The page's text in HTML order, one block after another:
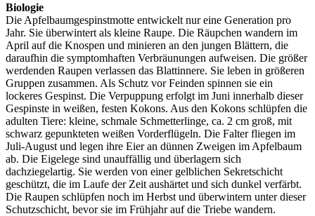
Biologie
Die Apfelbaumgespinstmotte entwickelt nur eine Generation pro
Jahr. Sie überwintert als kleine Raupe. Die Räupchen wandern im
April auf die Knospen und minieren an den jungen Blättern, die
daraufhin die symptomhaften Verbräunungen aufweisen. Die größer
werdenden Raupen verlassen das Blattinnere. Sie leben in größeren
Gruppen zusammen. Als Schutz vor Feinden spinnen sie ein
lockeres Gespinst. Die Verpuppung erfolgt im Juni innerhalb dieser
Gespinste in weißen, festen Kokons. Aus den Kokons schlüpfen die
adulten Tiere: kleine, schmale Schmetterlinge, ca. 2 cm groß, mit
schwarz gepunkteten weißen Vorderflügeln. Die Falter fliegen im
Juli-August und legen ihre Eier an dünnen Zweigen im Apfelbaum
ab. Die Eigelege sind unauffällig und überlagern sich
dachziegelartig. Sie werden von einer gelblichen Sekretschicht
geschützt, die im Laufe der Zeit aushärtet und sich dunkel verfärbt.
Die Raupen schlüpfen noch im Herbst und überwintern unter dieser
Schutzschicht, bevor sie im Frühjahr auf die Triebe wandern.